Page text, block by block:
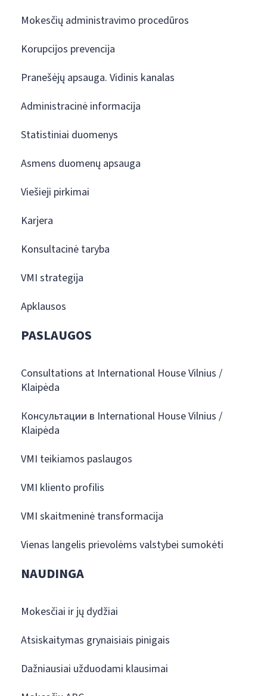
Mokesčių administravimo procedūros
Korupcijos prevencija
Pranešėjų apsauga. Vidinis kanalas
Administracinė informacija
Statistiniai duomenys
Asmens duomenų apsauga
Viešieji pirkimai
Karjera
Konsultacinė taryba
VMI strategija
Apklausos
PASLAUGOS
Consultations at International House Vilnius /
Klaipėda
Консультации в International House Vilnius /
Klaipėda
VMI teikiamos paslaugos
VMI kliento profilis
VMI skaitmeninė transformacija
Vienas langelis prievolėms valstybei sumokėti
NAUDINGA
Mokesčiai ir jų dydžiai
Atsiskaitymas grynaisiais pinigais
Dažniausiai užduodami klausimai